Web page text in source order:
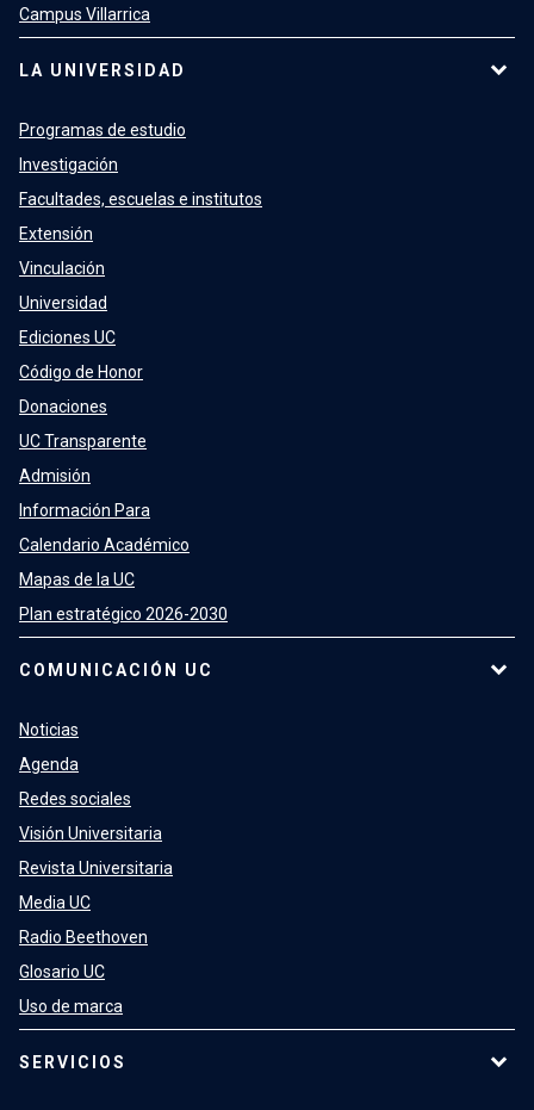
Campus Villarrica
LA UNIVERSIDAD
Programas de estudio
Investigación
Facultades, escuelas e institutos
Extensión
Vinculación
Universidad
Ediciones UC
Código de Honor
Donaciones
UC Transparente
Admisión
Información Para
Calendario Académico
Mapas de la UC
Plan estratégico 2026-2030
COMUNICACIÓN UC
Noticias
Agenda
Redes sociales
Visión Universitaria
Revista Universitaria
Media UC
Radio Beethoven
Glosario UC
Uso de marca
SERVICIOS